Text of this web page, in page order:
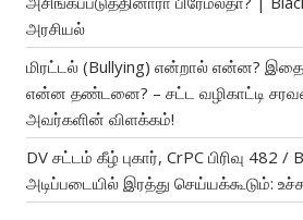
அரசியல்
மிரட்டல் (Bullying) என்றால் என்ன?
என்ன தண்டனை? – சட்ட வழிகாட்டி
அவர்களின் விளக்கம்!
DV சட்டம் கீழ் புகார், CrPC பிரிவு 482 /
அடிப்படையில் இரத்து செய்யக்கூடும்: